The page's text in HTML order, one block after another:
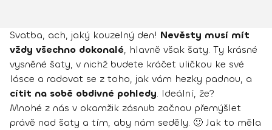
Svatba, ach, jaký kouzelný den! Nevěsty musí mít
vždy všechno dokonalé, hlavně však šaty. Ty krásné
vysněné šaty, v nichž budete kráčet uličkou ke své
lásce a radovat se z toho, jak vám hezky padnou, a
cítit na sobě obdivné pohledy. Ideální, že?
Mnohé z nás v okamžik zásnub začnou přemýšlet
právě nad šaty a tím, aby nám seděly. 🙂 Jak to měla